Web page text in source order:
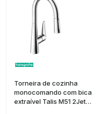
Torneira de cozinha
monocomando com bica
extraível Talis M51 2Jet